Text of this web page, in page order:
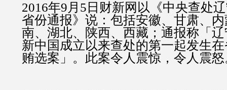
2016年9月5日财新网以《中央查处
省份通报》说：包括安徽、甘肃、
南、湖北、陕西、西藏；通报称「
新中国成立以来查处的第一起发生
贿选案」。此案令人震惊，令人震